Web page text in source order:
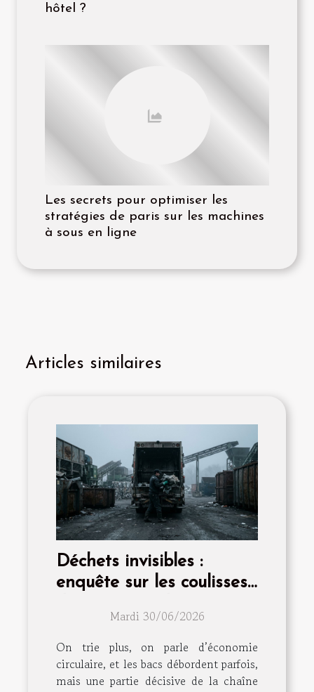
hôtel ?
Les secrets pour optimiser les
stratégies de paris sur les machines
à sous en ligne
Articles similaires
Déchets invisibles :
enquête sur les coulisses
matières à recycler
Mardi 30/06/2026
On trie plus, on parle d’économie
circulaire, et les bacs débordent parfois,
mais une partie décisive de la chaîne